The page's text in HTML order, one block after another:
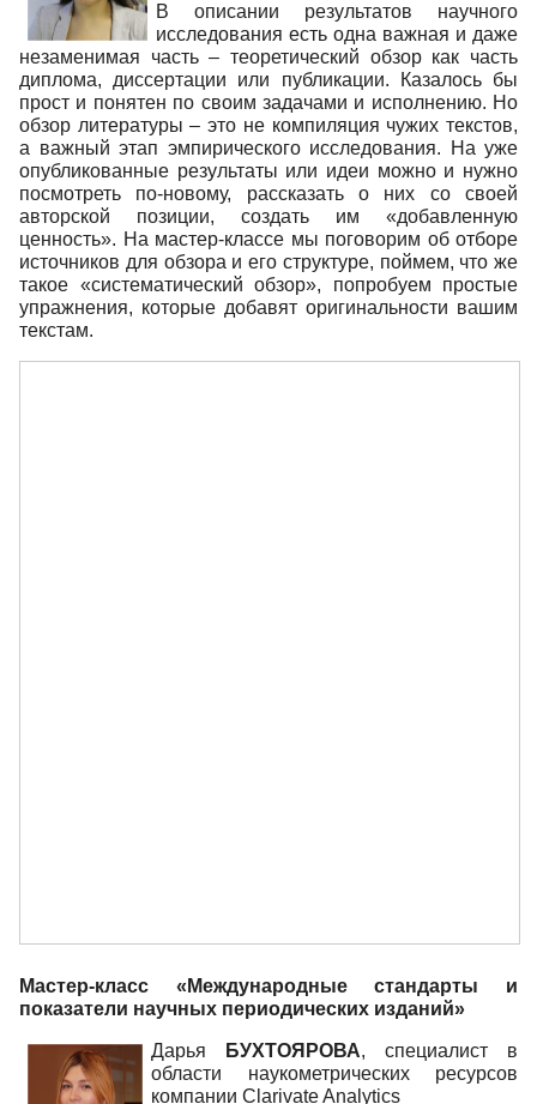
В описании результатов научного
исследования есть одна важная и даже
незаменимая часть – теоретический обзор как часть
диплома, диссертации или публикации. Казалось бы
прост и понятен по своим задачами и исполнению. Но
обзор литературы – это не компиляция чужих текстов,
а важный этап эмпирического исследования. На уже
опубликованные результаты или идеи можно и нужно
посмотреть по-новому, рассказать о них со своей
авторской позиции, создать им «добавленную
ценность». На мастер-классе мы поговорим об отборе
источников для обзора и его структуре, поймем, что же
такое «систематический обзор», попробуем простые
упражнения, которые добавят оригинальности вашим
текстам.
Мастер-класс «Международные стандарты и
показатели научных периодических изданий»
Дарья БУХТОЯРОВА, специалист в
области наукометрических ресурсов
компании Clarivate Analytics